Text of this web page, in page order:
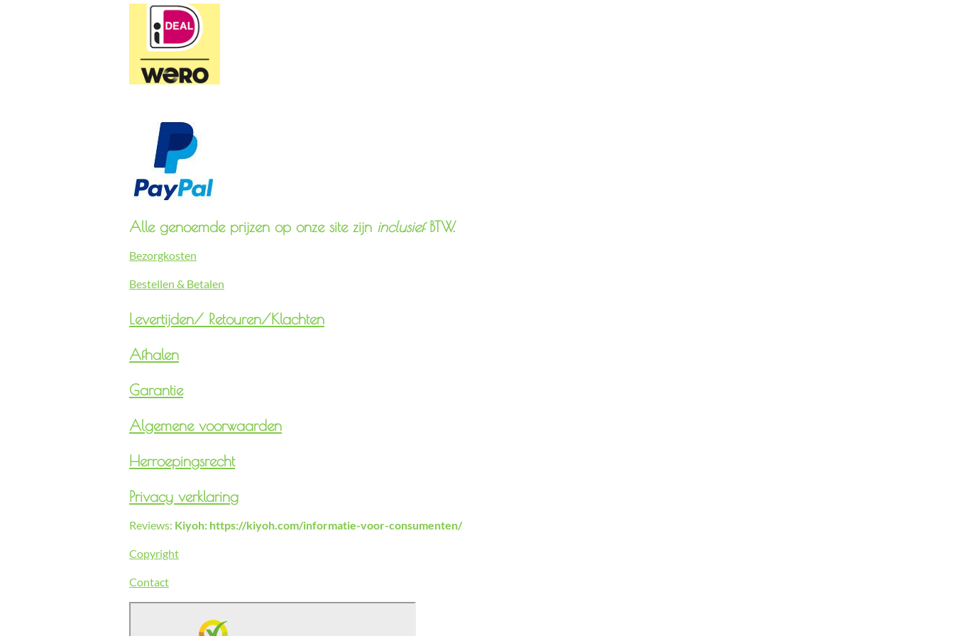
Alle genoemde prijzen op onze site zijn inclusiefBTW.
Bezorgkosten
Bestellen & Betalen
Levertijden/ Retouren/Klachten
Afhalen
Garantie
Algemene voorwaarden
Herroepingsrecht
Privacy verklaring
Reviews: Kiyoh: https://kiyoh.com/informatie-voor-consumenten/
Copyright
Contact